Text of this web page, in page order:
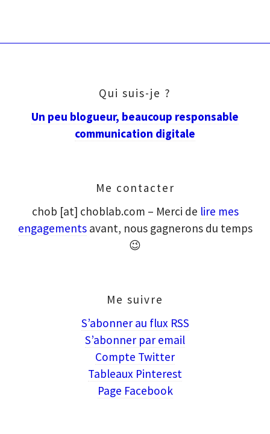
Qui suis-je ?
Un peu blogueur, beaucoup responsable
communication digitale
Me contacter
chob [at] choblab.com – Merci de lire mes
engagementsavant, nous gagnerons du temps
😉
Me suivre
S’abonner au flux RSS
S’abonner par email
Compte Twitter
Tableaux Pinterest
Page Facebook